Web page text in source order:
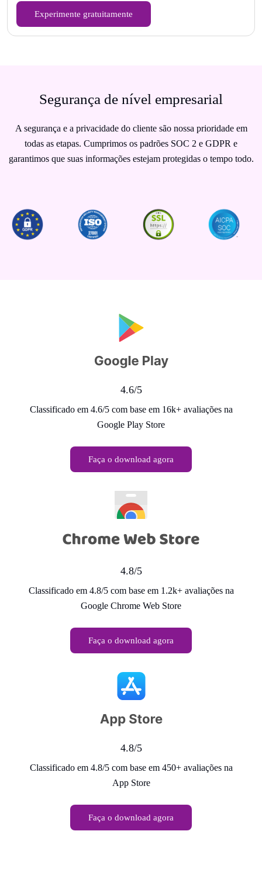
Experimente gratuitamente
Segurança de nível empresarial
A segurança e a privacidade do cliente são nossa prioridade em
todas as etapas. Cumprimos os padrões SOC 2 e GDPR e
garantimos que suas informações estejam protegidas o tempo todo.
4.6/5
Classificado em 4.6/5 com base em 16k+ avaliações na
Google Play Store
Faça o download agora
4.8/5
Classificado em 4.8/5 com base em 1.2k+ avaliações na
Google Chrome Web Store
Faça o download agora
4.8/5
Classificado em 4.8/5 com base em 450+ avaliações na
App Store
Faça o download agora